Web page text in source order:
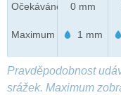
Očekáváno
Maximum
0 mm
1 mm
Pravděpodobnost
srážek. Maximum